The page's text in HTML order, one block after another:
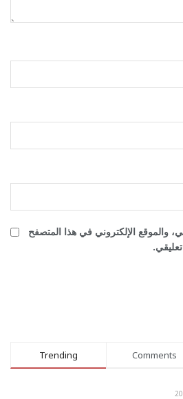
والموقع الإلكتروني في هذا المتصفح
Trending Comments